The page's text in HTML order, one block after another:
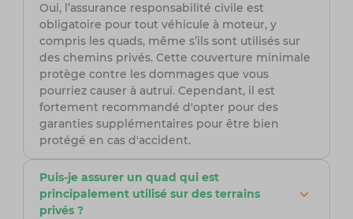
Oui, l’assurance responsabilité civile est
obligatoire pour tout véhicule à moteur, y
compris les quads, même s’ils sont utilisés sur
des chemins privés. Cette couverture minimale
protège contre les dommages que vous
pourriez causer à autrui. Cependant, il est
fortement recommandé d'opter pour des
garanties supplémentaires pour être bien
protégé en cas d'accident.
Puis-je assurer un quad qui est
principalement utilisé sur des terrains
privés ?